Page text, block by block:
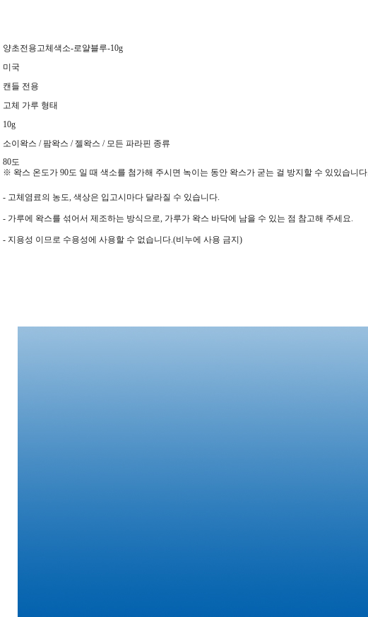
양초전용고체색소-로얄블루-10g
미국
캔들 전용
고체 가루 형태
10g
소이왁스 / 팜왁스 / 젤왁스 / 모든 파라핀 종류
80도
※ 왁스 온도가 90도 일 때 색소를 첨가해 주시면 녹이는 동안 왁스가 굳는 걸 방지할 수 있있습니다.
- 고체염료의 농도, 색상은 입고시마다 달라질 수 있습니다.
- 가루에 왁스를 섞어서 제조하는 방식으로, 가루가 왁스 바닥에 남을 수 있는 점 참고해 주세요.
- 지용성 이므로 수용성에 사용할 수 없습니다.(비누에 사용 금지)